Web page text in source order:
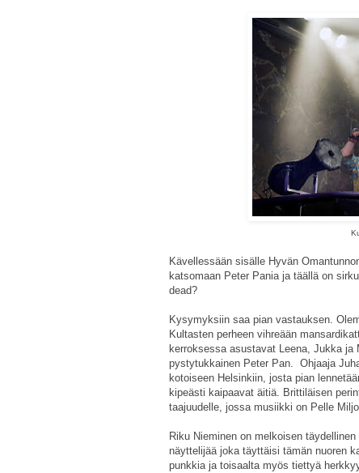
Kävellessään sisälle Hyvän
katsomaan Peter Pania ja täällä on
dead?
Kysymyksiin saa pian vastauksen.
Kultasten perheen vihreään
kerroksessa asustavat Leena, Jukka
pystytukkainen Peter Pan. Ohjaaja
kotoiseen Helsinkiin, josta pian
kipeästi kaipaavat äitiä. Brittiläisen
taajuudelle, jossa musiikki on Pelle
Riku Nieminen on melkoisen
näyttelijää joka täyttäisi tämän nuoren
punkkia ja toisaalta myös tiettyä